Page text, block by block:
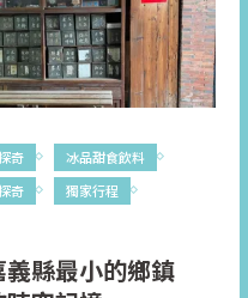
奇
冰品甜食飲料
奇
獨家行程
義縣最小的鄉鎮